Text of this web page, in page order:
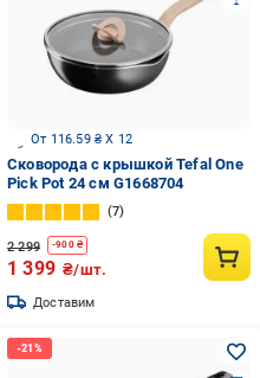
От 116.59 ₴ X 12
Сковорода с крышкой Tefal One
Pick Pot 24 см G1668704
7
2 299 -900₴
1 399 ₴/шт.
Доставим